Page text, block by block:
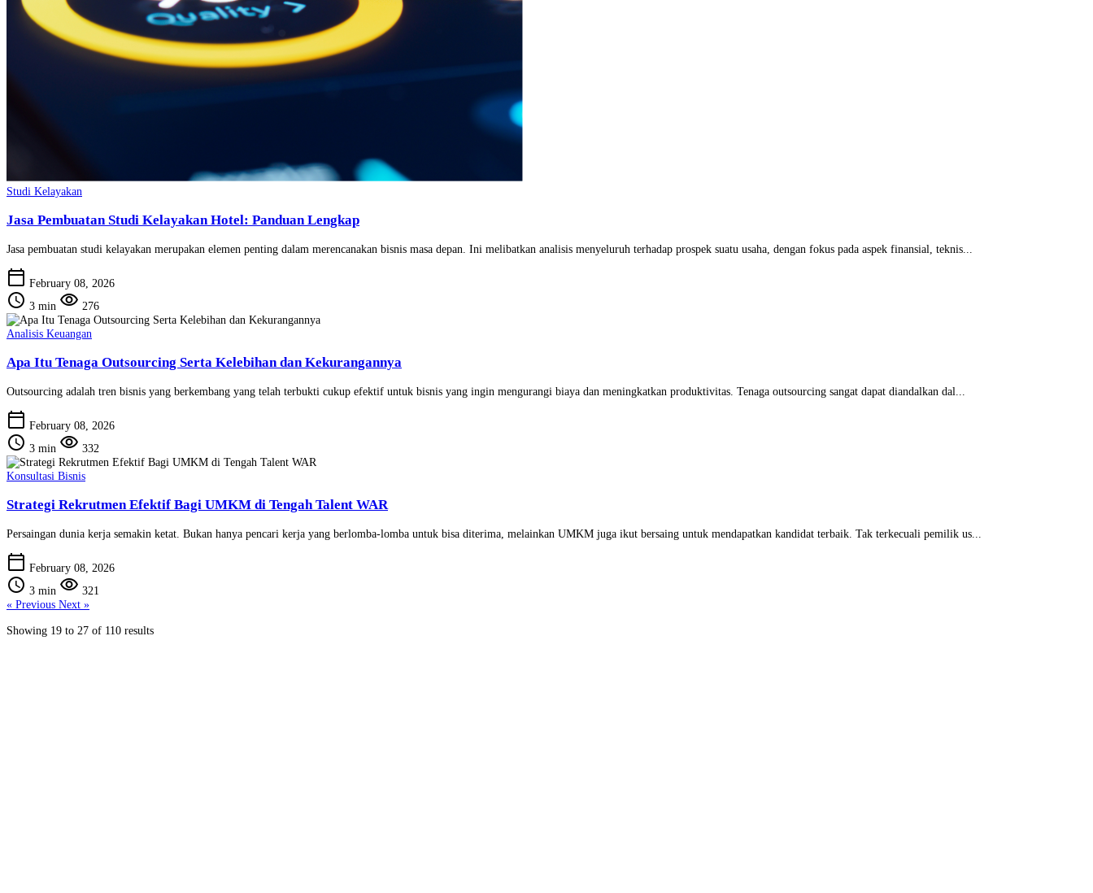
Studi Kelayakan
Jasa Pembuatan Studi Kelayakan Hotel: Panduan Lengkap
Jasa pembuatan studi kelayakan merupakan elemen penting dalam merencanakan bisnis masa depan. Ini melibatkan analisis menyeluruh terhadap prospek suatu usaha, dengan fokus pada aspek finansial, teknis...
calendar_today February 08, 2026
schedule 3 min visibility 276
Analisis Keuangan
Apa Itu Tenaga Outsourcing Serta Kelebihan dan Kekurangannya
Outsourcing adalah tren bisnis yang berkembang yang telah terbukti cukup efektif untuk bisnis yang ingin mengurangi biaya dan meningkatkan produktivitas. Tenaga outsourcing sangat dapat diandalkan dal...
calendar_today February 08, 2026
schedule 3 min visibility 332
Konsultasi Bisnis
Strategi Rekrutmen Efektif Bagi UMKM di Tengah Talent WAR
Persaingan dunia kerja semakin ketat. Bukan hanya pencari kerja yang berlomba-lomba untuk bisa diterima, melainkan UMKM juga ikut bersaing untuk mendapatkan kandidat terbaik. Tak terkecuali pemilik us...
calendar_today February 08, 2026
schedule 3 min visibility 321
« Previous Next »
Showing 19 to 27 of 110 results